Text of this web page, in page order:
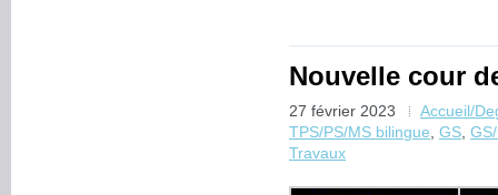
Nouvelle cour
27 février 2023
Accueil/
TPS/PS/MS bilingue, GS,
Travaux